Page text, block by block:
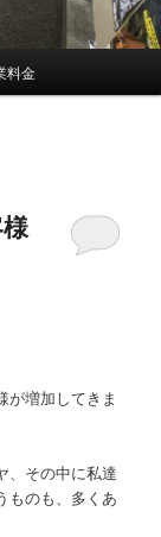
料金
が増加してきま
、その中に私達
ものも、多くあ